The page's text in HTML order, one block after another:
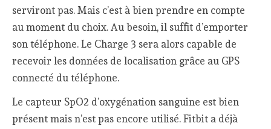
serviront pas. Mais c’est à bien prendre en compte
au moment du choix. Au besoin, il suffit d’emporter
son téléphone. Le Charge 3 sera alors capable de
recevoir les données de localisation grâce au GPS
connecté du téléphone.
Le capteur SpO2 d’oxygénation sanguine est bien
présent mais n’est pas encore utilisé. Fitbit a déjà